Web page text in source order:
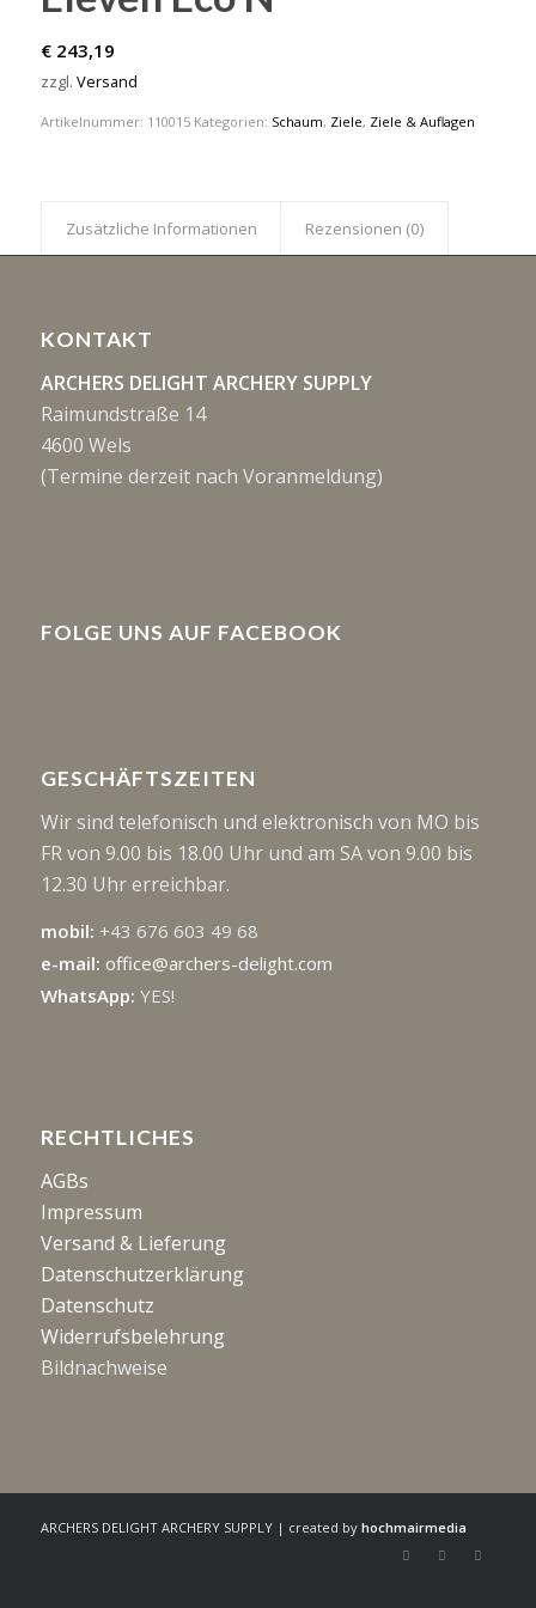
€243,19
zzgl. Versand
Artikelnummer: 110015 Kategorien: Schaum, Ziele, Ziele & Auflagen
Zusätzliche Informationen Rezensionen (0)
KONTAKT
ARCHERS DELIGHT ARCHERY SUPPLY
Raimundstraße 14
4600 Wels
(Termine derzeit nach Voranmeldung)
FOLGE UNS AUF FACEBOOK
GESCHÄFTSZEITEN
Wir sind telefonisch und elektronisch von MO bis
FR von 9.00 bis 18.00 Uhr und am SA von 9.00 bis
12.30 Uhr erreichbar.
mobil: +43 676 603 49 68
e-mail: office@archers-delight.com
WhatsApp: YES!
RECHTLICHES
AGBs
Impressum
Versand & Lieferung
Datenschutzerklärung
Datenschutz
Widerrufsbelehrung
Bildnachweise
ARCHERS DELIGHT ARCHERY SUPPLY | created by hochmairmedia